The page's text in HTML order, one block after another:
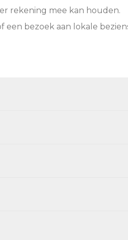
rekening mee kan houden.
bezoek aan lokale